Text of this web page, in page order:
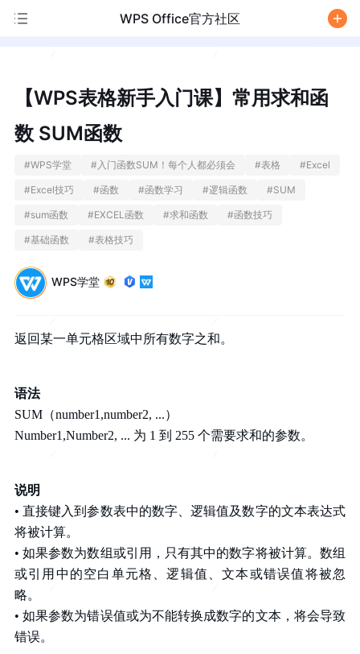
WPS Office官方社区
【WPS表格新手入门课】常用求和函
数 SUM函数
#WPS学堂 # 入门函数SUM！每个人都必须会 #表格 #Excel
#Excel技巧 #函数 #函数学习 #逻辑函数 #SUM
#sum函数 #EXCEL函数 #求和函数 #函数技巧
#基础函数 #表格技巧
WPS学堂
返回某一单元格区域中所有数字之和。
语法
SUM（number1,number2, ...）
Number1,Number2, ... 为 1 到 255 个需要求和的参数。
说明
• 直接键入到参数表中的数字、逻辑值及数字的文本表达式
将被计算。
• 如果参数为数组或引用，只有其中的数字将被计算。数组
或引用中的空白单元格、逻辑值、文本或错误值将被忽
略。
• 如果参数为错误值或为不能转换成数字的文本，将会导致
错误。